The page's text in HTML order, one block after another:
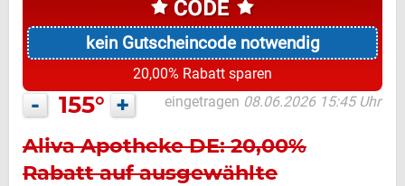
kein Gutscheincode notwendig
20,00% Rabatt sparen
- 155° + eingetragen 08.06.2026 15:45 Uhr
Aliva Apotheke DE: 20,00%
Rabatt auf ausgewählte